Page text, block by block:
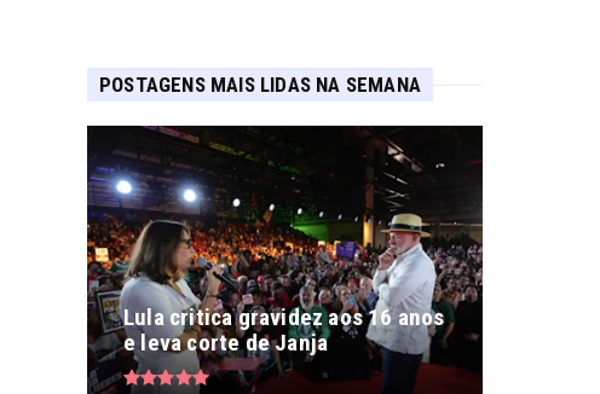
POSTAGENS MAIS LIDAS NA SEMANA
Lula critica gravidez aos 16 anos
e leva corte de Janja